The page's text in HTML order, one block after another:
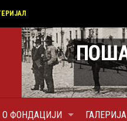
О ФОНДАЦИЈИ ГАЛЕРИЈА